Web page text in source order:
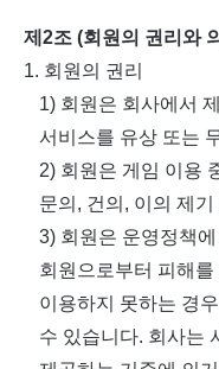
제 2조 (회원의 권리와
1. 회원의 권리
1) 회원은 회사에서
서비스를 유상 또는
2) 회원은 게임 이용
문의 , 건의 , 이의 제
3) 회원은 운영정책
회원으로부터 피해
이용하지 못하는 경
수 있습니다. 회사는